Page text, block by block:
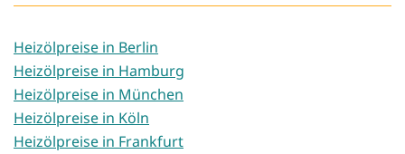
Heizölpreise in Berlin
Heizölpreise in Hamburg
Heizölpreise in München
Heizölpreise in Köln
Heizölpreise in Frankfurt